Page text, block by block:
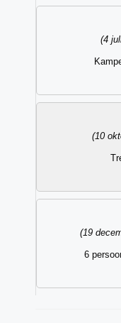
(4
(10
(19
6